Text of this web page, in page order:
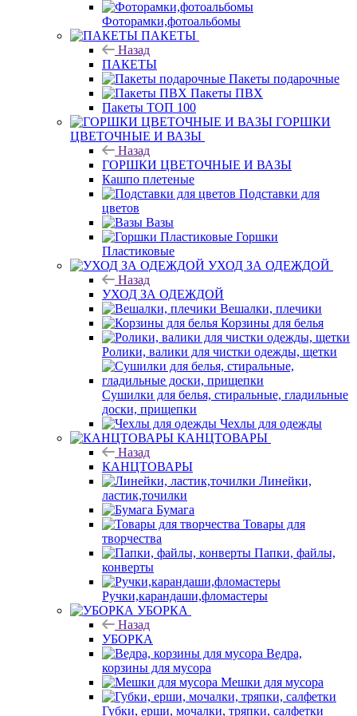
Фоторамки,фотоальбомы
ПАКЕТЫ
Назад
ПАКЕТЫ
Пакеты подарочные
Пакеты ПВХ
Пакеты ТОП 100
ГОРШКИ
ЦВЕТОЧНЫЕ И ВАЗЫ
Назад
ГОРШКИ ЦВЕТОЧНЫЕ И ВАЗЫ
Кашпо плетеные
Подставки для
цветов
Вазы
Горшки
Пластиковые
УХОД ЗА ОДЕЖДОЙ
Назад
УХОД ЗА ОДЕЖДОЙ
Вешалки, плечики
Корзины для белья
Ролики, валики для чистки одежды, щетки
Сушилки для белья, стиральные, гладильные
доски, прищепки
Чехлы для одежды
КАНЦТОВАРЫ
Назад
КАНЦТОВАРЫ
Линейки,
ластик,точилки
Бумага
Товары для
творчества
Папки, файлы,
конверты
Ручки,карандаши,фломастеры
УБОРКА
Назад
УБОРКА
Ведра,
корзины для мусора
Мешки для мусора
Губки, ерши, мочалки, тряпки, салфетки